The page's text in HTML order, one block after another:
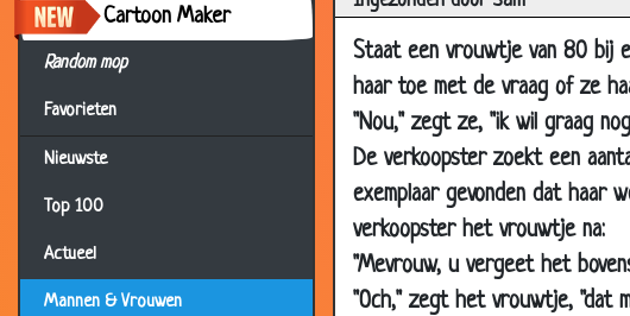
Cartoon Maker
Random mop
Favorieten
Nieuwste
Top 100
Actueel
Mannen & Vrouwen
Staat een vrouwtje van 80 bij
haar toe met de vraag of ze
"Nou," zegt ze, "ik wil graag
De verkoopster zoekt een
exemplaar gevonden dat haar
verkoopster het vrouwtje na:
"Mevrouw, u vergeet het
"Och," zegt het vrouwtje, "dat
11 Feb 2008
Zeer
11 Feb 2008
Net als een...
08 Feb 2008
Kerstmis
08 Feb 2008
Traditie
08 Feb 2008
Doen alsof
08 Feb 2008
Mooi horloge
Dat was leuk